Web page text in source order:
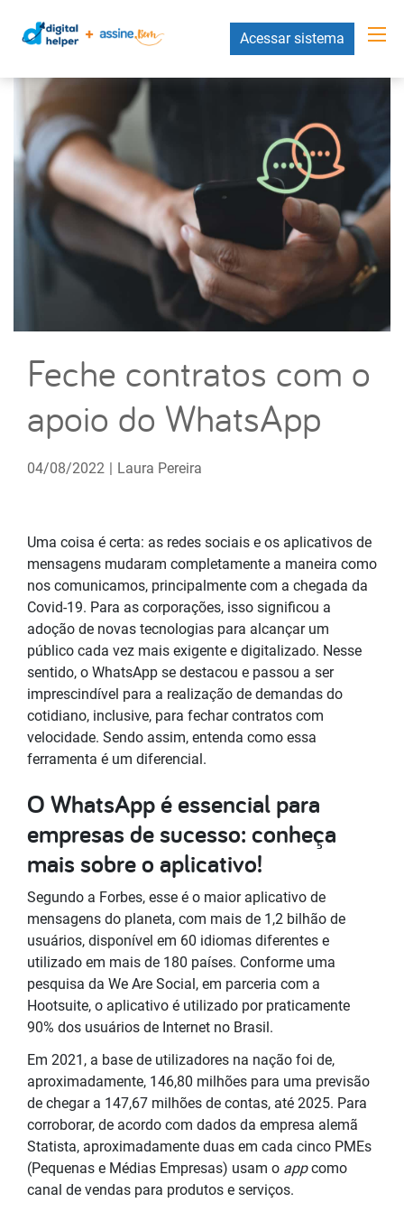
Acessar sistema
Feche contratos com o
apoio do WhatsApp
04/08/2022 | Laura Pereira
Uma coisa é certa: as redes sociais e os aplicativos de
mensagens mudaram completamente a maneira como
nos comunicamos, principalmente com a chegada da
Covid-19. Para as corporações, isso significou a
adoção de novas tecnologias para alcançar um
público cada vez mais exigente e digitalizado. Nesse
sentido, o WhatsApp se destacou e passou a ser
imprescindível para a realização de demandas do
cotidiano, inclusive, para fechar contratos com
velocidade. Sendo assim, entenda como essa
ferramenta é um diferencial.
O WhatsApp é essencial para
empresas de sucesso: conheça
mais sobre o aplicativo!
Segundo a Forbes, esse é o maior aplicativo de
mensagens do planeta, com mais de 1,2 bilhão de
usuários, disponível em 60 idiomas diferentes e
utilizado em mais de 180 países. Conforme uma
pesquisa da We Are Social, em parceria com a
Hootsuite, o aplicativo é utilizado por praticamente
90% dos usuários de Internet no Brasil.
Em 2021, a base de utilizadores na nação foi de,
aproximadamente, 146,80 milhões para uma previsão
de chegar a 147,67 milhões de contas, até 2025. Para
corroborar, de acordo com dados da empresa alemã
Statista, aproximadamente duas em cada cinco PMEs
(Pequenas e Médias Empresas) usam o appcomo
canal de vendas para produtos e serviços.